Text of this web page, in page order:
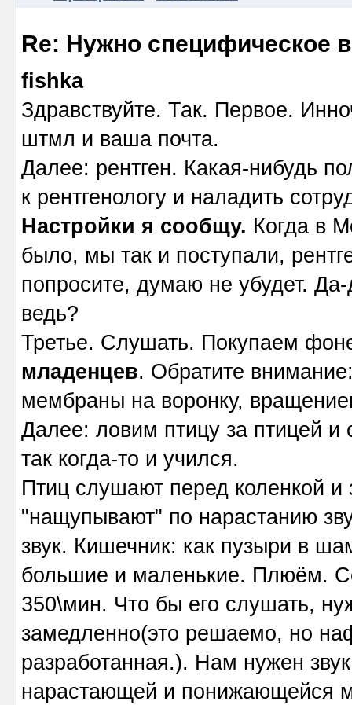
Re: Нужно специфическое
fishka
Здравствуйте. Так. Первое.
штмл и ваша почта.
Далее: рентген. Какая-нибудь
к рентгенологу и наладить
Настройки я сообщу. Когда в
было, мы так и поступали,
попросите, думаю не убудет. Да-
ведь?
Третье. Слушать. Покупаем
младенцев. Обратите
мембраны на воронку,
Далее: ловим птицу за птицей
так когда-то и учился.
Птиц слушают перед коленкой
"нащупывают" по нарастанию
звук. Кишечник: как пузыри в
большие и маленькие. Плюём.
350\мин. Что бы его слушать,
замедленно(это решаемо, но
разработанная.). Нам нужен
нарастающей и понижающейся